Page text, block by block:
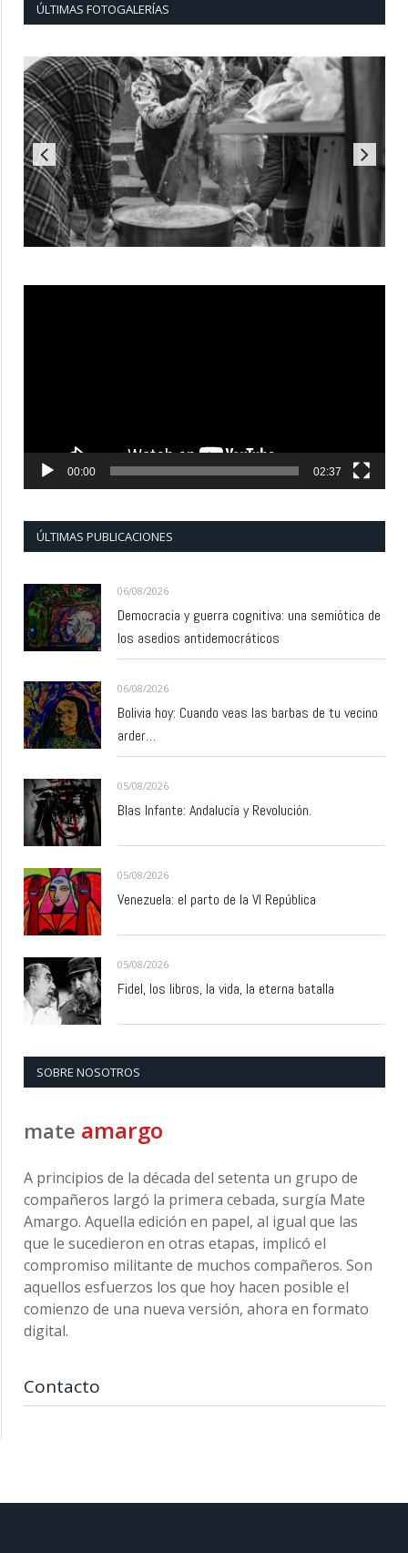
ÚLTIMAS FOTOGALERÍAS
00:00 02:37
ÚLTIMAS PUBLICACIONES
06/08/2026
Democracia y guerra cognitiva: una semiótica de
los asedios antidemocráticos
06/08/2026
Bolivia hoy: Cuando veas las barbas de tu vecino
arder…
05/08/2026
Blas Infante: Andalucía y Revolución.
05/08/2026
Venezuela: el parto de la VI República
05/08/2026
Fidel, los libros, la vida, la eterna batalla
SOBRE NOSOTROS
mate amargo
A principios de la década del setenta un grupo de
compañeros largó la primera cebada, surgía Mate
Amargo. Aquella edición en papel, al igual que las
que le sucedieron en otras etapas, implicó el
compromiso militante de muchos compañeros. Son
aquellos esfuerzos los que hoy hacen posible el
comienzo de una nueva versión, ahora en formato
digital.
Contacto